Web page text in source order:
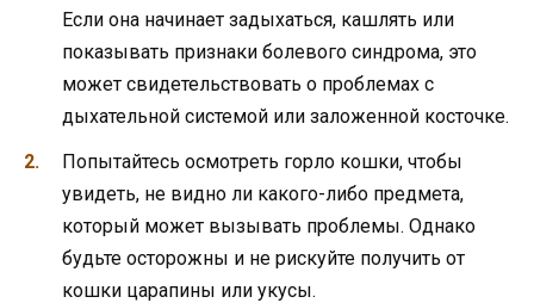
Если она начинает задыхаться, кашлять или
показывать признаки болевого синдрома, это
может свидетельствовать о проблемах с
дыхательной системой или заложенной косточке.
Попытайтесь осмотреть горло кошки, чтобы
увидеть, не видно ли какого-либо предмета,
который может вызывать проблемы. Однако
будьте осторожны и не рискуйте получить от
кошки царапины или укусы.